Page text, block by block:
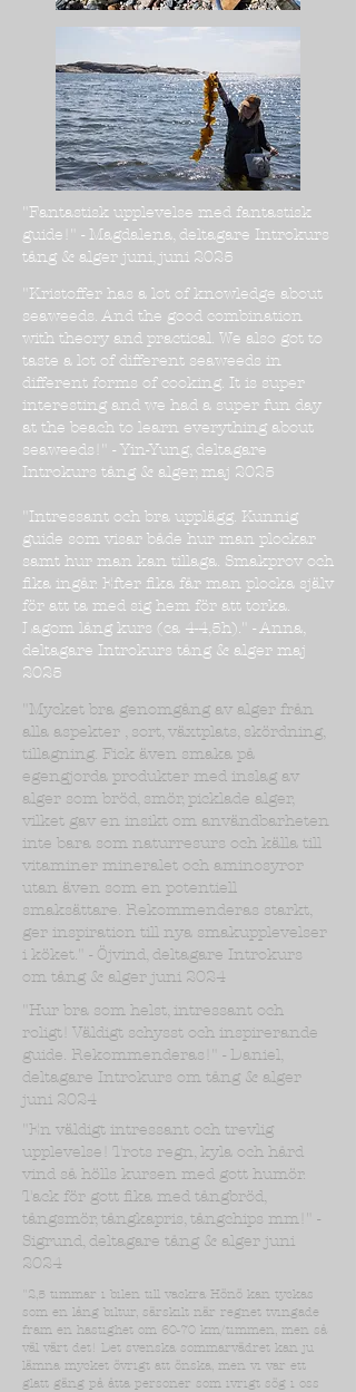
"Fantastisk upplevelse med fantastisk
guide!" - Magdalena, deltagare Introkurs
tång & alger juni, juni 2025
"Kristoffer has a lot of knowledge about
seaweeds. And the good combination
with theory and practical. We also got to
taste a lot of different seaweeds in
different forms of cooking. It is super
interesting and we had a super fun day
at the beach to learn everything about
seaweeds!" - Yin-Yung, deltagare
Introkurs tång & alger, maj 2025
"Intressant och bra upplägg. Kunnig
guide som visar både hur man plockar
samt hur man kan tillaga. Smakprov och
fika ingår. Efter fika får man plocka själv
för att ta med sig hem för att torka.
Lagom lång kurs (ca 4-4,5h)." - Anna,
deltagare Introkurs tång & alger maj
2025
"Mycket bra genomgång av alger från
alla aspekter , sort, växtplats, skördning,
tillagning. Fick även smaka på
egengjorda produkter med inslag av
alger som bröd, smör, picklade alger,
vilket gav en insikt om användbarheten
inte bara som naturresurs och källa till
vitaminer mineralet och aminosyror
utan även som en potentiell
smaksättare. Rekommenderas starkt,
ger inspiration till nya smakupplevelser
i köket." - Öjvind, deltagare Introkurs
om tång & alger juni 2024
"Hur bra som helst, intressant och
roligt! Väldigt schysst och inspirerande
guide. Rekommenderas!" - Daniel,
deltagare Introkurs om tång & alger
juni 2024
"En väldigt intressant och trevlig
upplevelse! Trots regn, kyla och hård
vind så hölls kursen med gott humör.
Tack för gott fika med tångbröd,
tångsmör, tångkapris, tångchips mm!" -
Sigrund, deltagare tång & alger juni
2024
"2,5 timmar i bilen till vackra Hönö kan tyckas
som en lång biltur, särskilt när regnet tvingade
fram en hastighet om 60-70 km/timmen, men så
väl värt det! Det svenska sommarvädret kan ju
lämna mycket övrigt att önska, men vi var ett
glatt gäng på åtta personer som ivrigt sög i oss